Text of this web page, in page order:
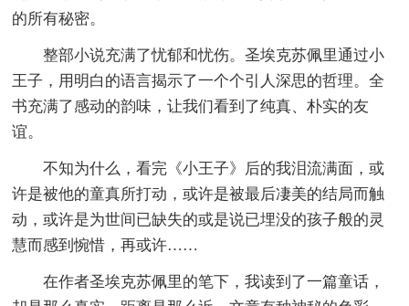
的所有秘密。
整部小说充满了忧郁和忧伤。圣埃克苏佩里通过小
王子，用明白的语言揭示了一个个引人深思的哲理。全
书充满了感动的韵味，让我们看到了纯真、朴实的友
谊。
不知为什么，看完《小王子》后的我泪流满面，或
许是被他的童真所打动，或许是被最后凄美的结局而触
动，或许是为世间已缺失的或是说已埋没的孩子般的灵
慧而感到惋惜，再或许……
在作者圣埃克苏佩里的笔下，我读到了一篇童话，